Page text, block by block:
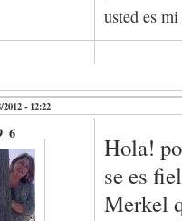
usted es
- 12:22
Hola!
se es
Merkel